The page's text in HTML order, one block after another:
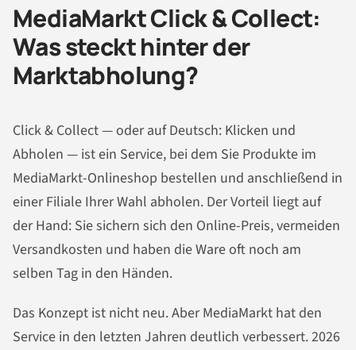
MediaMarkt Click & Collect:
Was steckt hinter der
Marktabholung?
Click & Collect — oder auf Deutsch: Klicken und
Abholen — ist ein Service, bei dem Sie Produkte im
MediaMarkt-Onlineshop bestellen und anschließend in
einer Filiale Ihrer Wahl abholen. Der Vorteil liegt auf
der Hand: Sie sichern sich den Online-Preis, vermeiden
Versandkosten und haben die Ware oft noch am
selben Tag in den Händen.
Das Konzept ist nicht neu. Aber MediaMarkt hat den
Service in den letzten Jahren deutlich verbessert. 2026